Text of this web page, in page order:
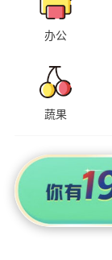
办公
蔬果